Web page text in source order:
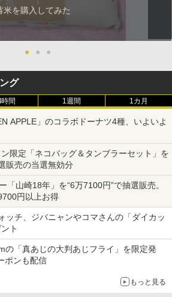
を購入してみた
● ● ●
グ
間 1週間 1カ月
APPLE」のコラボドーナツ4種、いよいよ
限定「ネコバッグ＆タンブラーセット」を
販売の当選無効分
「山崎18年」を“6万7100円”で抽選販売。
円以上お得
ッチ、ジバニャンやコマさんの「ダイカッ
ト
の「真あじの大判あじフライ」を限定発
ポンも配信
もっと見る